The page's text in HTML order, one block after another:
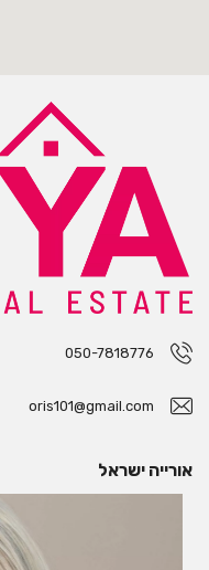
050-7818776
oris101@gmail.com
אורייה ישראל